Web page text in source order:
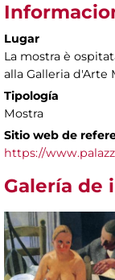
Lugar
La mostra è
alla Galleria d'Arte
Tipología
Mostra
Sitio web de
https://
Galería de